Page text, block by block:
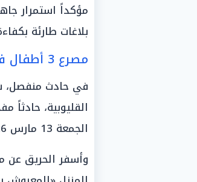
مؤكداً استمرار
بلاغات طارئة
مصرع 3 أطفال في حريق مروع بمنزل بالقليوبية
في حادث منفصل،
القليوبية،
الجمعة 13 مارس 2026.